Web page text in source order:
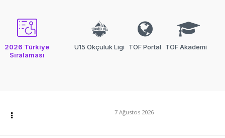
2026 Türkiye
Sıralaması
U15 Okçuluk Ligi TOF Portal TOF Akademi
7 Ağustos 2026